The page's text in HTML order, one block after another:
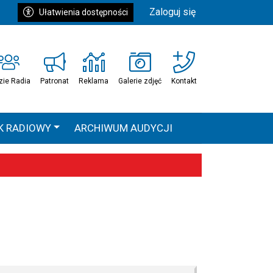
Ułatwienia dostępności Zaloguj się
Radia Patronat Reklama Galerie zdjęć Kontakt
RADIOWY ARCHIWUM AUDYCJI
HEAVEN TOUR